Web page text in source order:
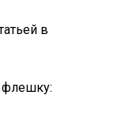
в
флешку: